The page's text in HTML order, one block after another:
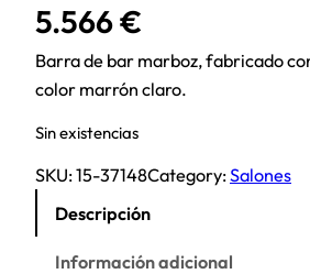
5.566€
Barra de bar marboz, fabricado
color marrón claro.
Sin existencias
SKU:15-37148Category:Salones
Descripción
Información adicional